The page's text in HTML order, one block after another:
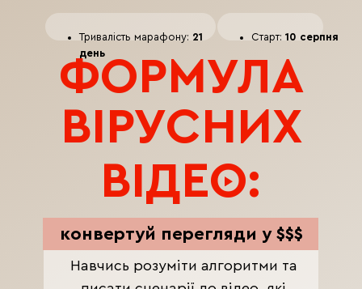
Старт: 10 серпня
Тривалість марафону: 21
день
конвертуй перегляди у $$$
ВІДЕО:
ВІРУСНИХ
ФОРМУЛА
Навчись розуміти алгоритми та